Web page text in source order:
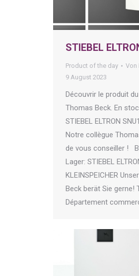
STIEBEL
Product of the day Von
9 August 2023
Découvrir le produit
Thomas Beck. En
STIEBEL ELTRON
Notre collègue
de vous conseiller !
Lager: STIEBEL
KLEINSPEICHER
Beck berät Sie gerne!
Département